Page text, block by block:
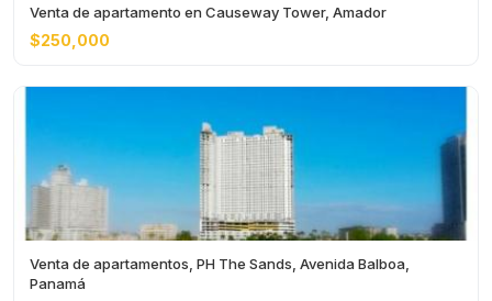
Venta de apartamento en Causeway Tower, Amador
$250,000
Venta de apartamentos, PH The Sands, Avenida Balboa,
Panamá